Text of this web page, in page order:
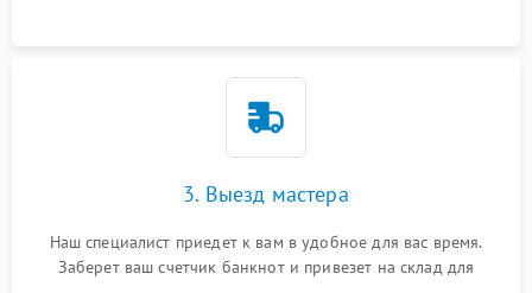
3. Выезд мастера
Наш специалист приедет к вам в удобное для вас время.
Заберет ваш счетчик банкнот и привезет на склад для